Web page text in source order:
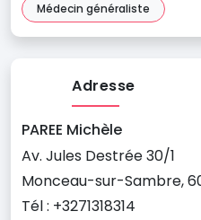
Médecin généraliste
Adresse
PAREE Michèle
Av. Jules Destrée 30/1
Monceau-sur-Sambre,
Tél : +3271318314